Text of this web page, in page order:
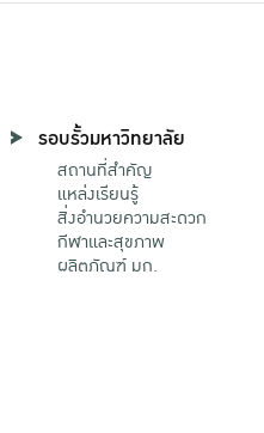
รอบรั้วมหาวิทยาลัย
สถานที่สำคัญ
แหล่งเรียนรู้
สิ่งอำนวยความสะดวก
กีฬาและสุขภาพ
ผลิตภัณฑ์ มก.